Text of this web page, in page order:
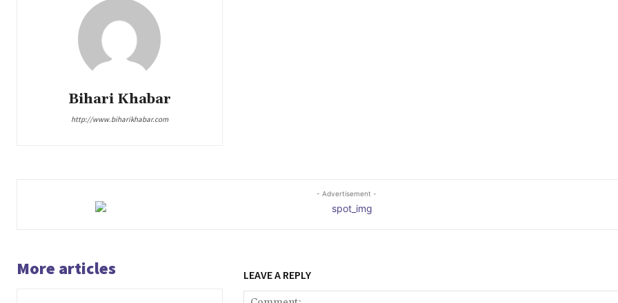
Bihari Khabar
http://www.biharikhabar.com
- Advertisement -
More articles LEAVE A REPLY